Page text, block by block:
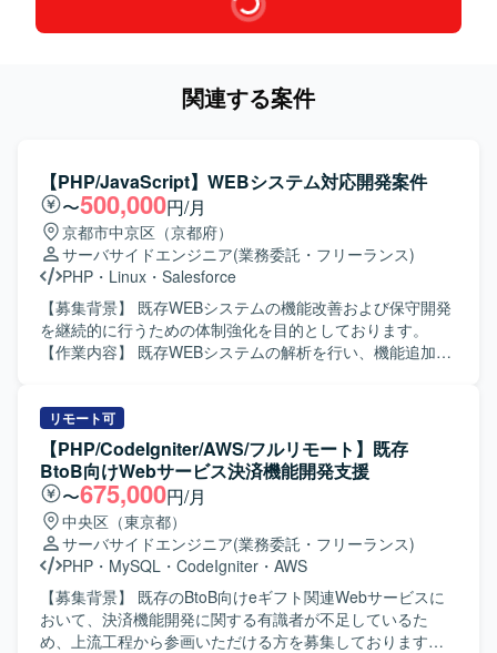
関連する案件
【PHP/JavaScript】WEBシステム対応開発案件
〜500,000円/月
京都市中京区（京都府）
サーバサイドエンジニア(業務委託・フリーランス)
PHP ・ Linux ・ Salesforce
【募集背景】 既存WEBシステムの機能改善および保守開発
を継続的に行うための体制強化を目的としております。
【作業内容】 既存WEBシステムの解析を行い、機能追加や
グ、テストまで一連の工程をご担当いただきます。 【求め
る人物像】 自ら課題を把握し、主体的に開発を進められる
方を求めております。また、既存システムの解析や改修に
粘り強く取り組み、周囲とコミュニケーションを取りなが
ら柔軟に対応いただける方が望ましいです。 【ポジション
の魅力】 詳細設計からテストまで一連の工程に携わること
ができるため、WEBシステム開発の実務経験を幅広く積む
ことができます。既存システムの解析を通じて、既存コー
ドの読解力や改善提案力を高めることができる環境です。
【開発環境】 PHPおよびJavaScriptを用いたWEBシステム
開発環境上での作業となります。Linux環境上で開発を行っ
リモート可
【PHP/CodeIgniter/AWS/フルリモート】既存
BtoB向けWebサービス決済機能開発支援
〜675,000円/月
中央区（東京都）
サーバサイドエンジニア(業務委託・フリーランス)
PHP ・ MySQL ・ CodeIgniter ・ AWS
【募集背景】 既存のBtoB向けeギフト関連Webサービスに
おいて、決済機能開発に関する有識者が不足しているた
め、上流工程から参画いただける方を募集しております。